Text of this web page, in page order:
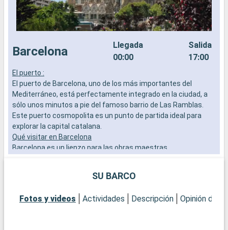
Barcelona
Llegada
00:00
Salida
17:00
El puerto :
El puerto de Barcelona, uno de los más importantes del
Mediterráneo, está perfectamente integrado en la ciudad, a
sólo unos minutos a pie del famoso barrio de Las Ramblas.
Este puerto cosmopolita es un punto de partida ideal para
explorar la capital catalana.
Qué visitar en Barcelona
Barcelona es un lienzo para las obras maestras
histórico. No se pierda el mercado de la Boquería para probar
Qué visitar en los alrededores
SU BARCO
Fotos y videos Actividades Descripción Opinión del